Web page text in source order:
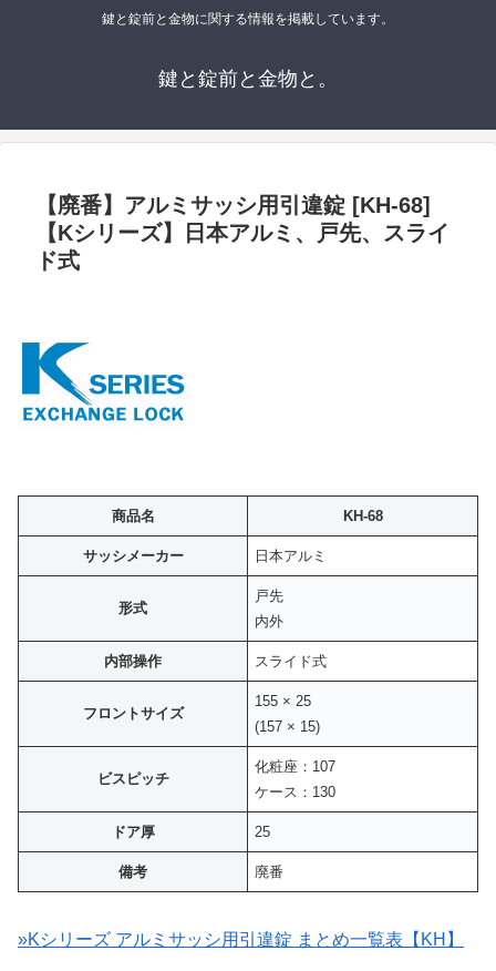
鍵と錠前と金物に関する情報を掲載しています。
鍵と錠前と金物と。
【廃番】アルミサッシ用引違錠 [KH-68]
【Kシリーズ】日本アルミ、戸先、スライ
ド式
商品名 KH-68
サッシメーカー 日本アルミ
形式
戸先
内外
内部操作 スライド式
フロントサイズ
155 × 25
(157 × 15)
ビスピッチ
化粧座：107
ケース：130
ドア厚 25
備考 廃番
»Kシリーズ アルミサッシ用引違錠 まとめ一覧表【KH】